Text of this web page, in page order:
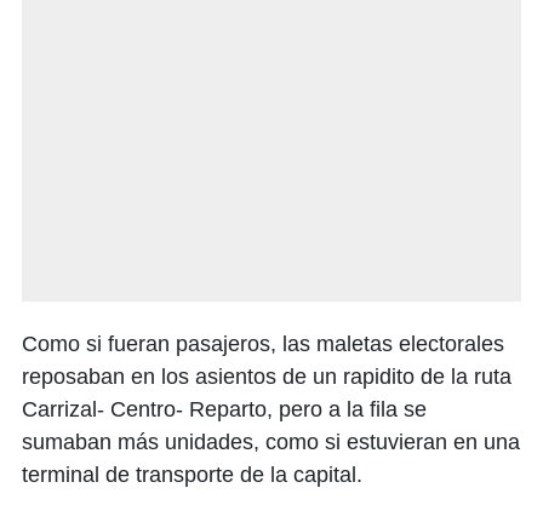
Como si fueran pasajeros, las maletas electorales
reposaban en los asientos de un rapidito de la ruta
Carrizal- Centro- Reparto, pero a la fila se
sumaban más unidades, como si estuvieran en una
terminal de transporte de la capital.